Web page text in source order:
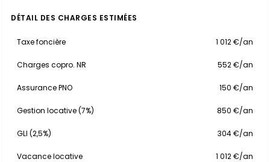
DÉTAIL DES CHARGES ESTIMÉES
Taxe foncière 1 012 €/an
Charges copro. NR 552 €/an
Assurance PNO 150 €/an
Gestion locative (7%) 850 €/an
GLI (2,5%) 304 €/an
Vacance locative 1 012 €/an